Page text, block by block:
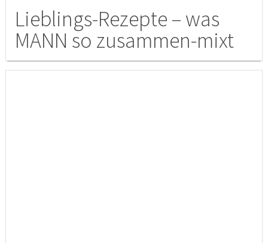
Lieblings-Rezepte – was
MANN so zusammen-mixt